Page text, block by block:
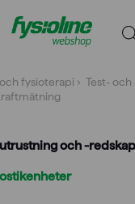
fysioterapi › Test- och
och -redskap